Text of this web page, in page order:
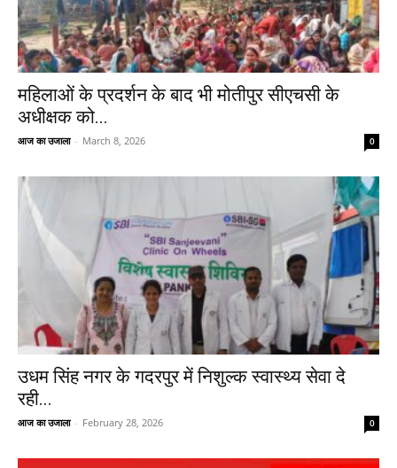
महिलाओं के प्रदर्शन के बाद भी मोतीपुर सीएचसी के
अधीक्षक को...
आज का उजाला - March 8, 2026 0
उधम सिंह नगर के गदरपुर में निशुल्क स्वास्थ्य सेवा दे
रही...
आज का उजाला - February 28, 2026 0